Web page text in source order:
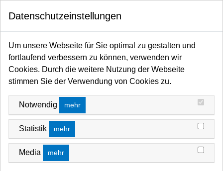
Startseite Filter / Farbfilter Farbfilter Rollen und Zuschnitte Blau-Bereich
Datenschutzeinstellungen
Um unsere Webseite für Sie optimal zu gestalten und
fortlaufend verbessern zu können, verwenden wir
Cookies. Durch die weitere Nutzung der Webseite
stimmen Sie der Verwendung von Cookies zu.
Notwendig mehr
Statistik mehr
Media mehr